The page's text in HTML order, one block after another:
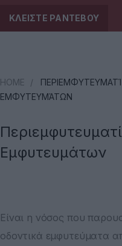
ΚΛΕΙΣΤΕ ΡΑΝΤΕΒΟΥ
HOME /
ΕΜΦΥΤΕΥΜΆΤΩΝ
Εμφυτευμάτων
Είναι η νόσος που
οδοντικά εμφυτεύματα